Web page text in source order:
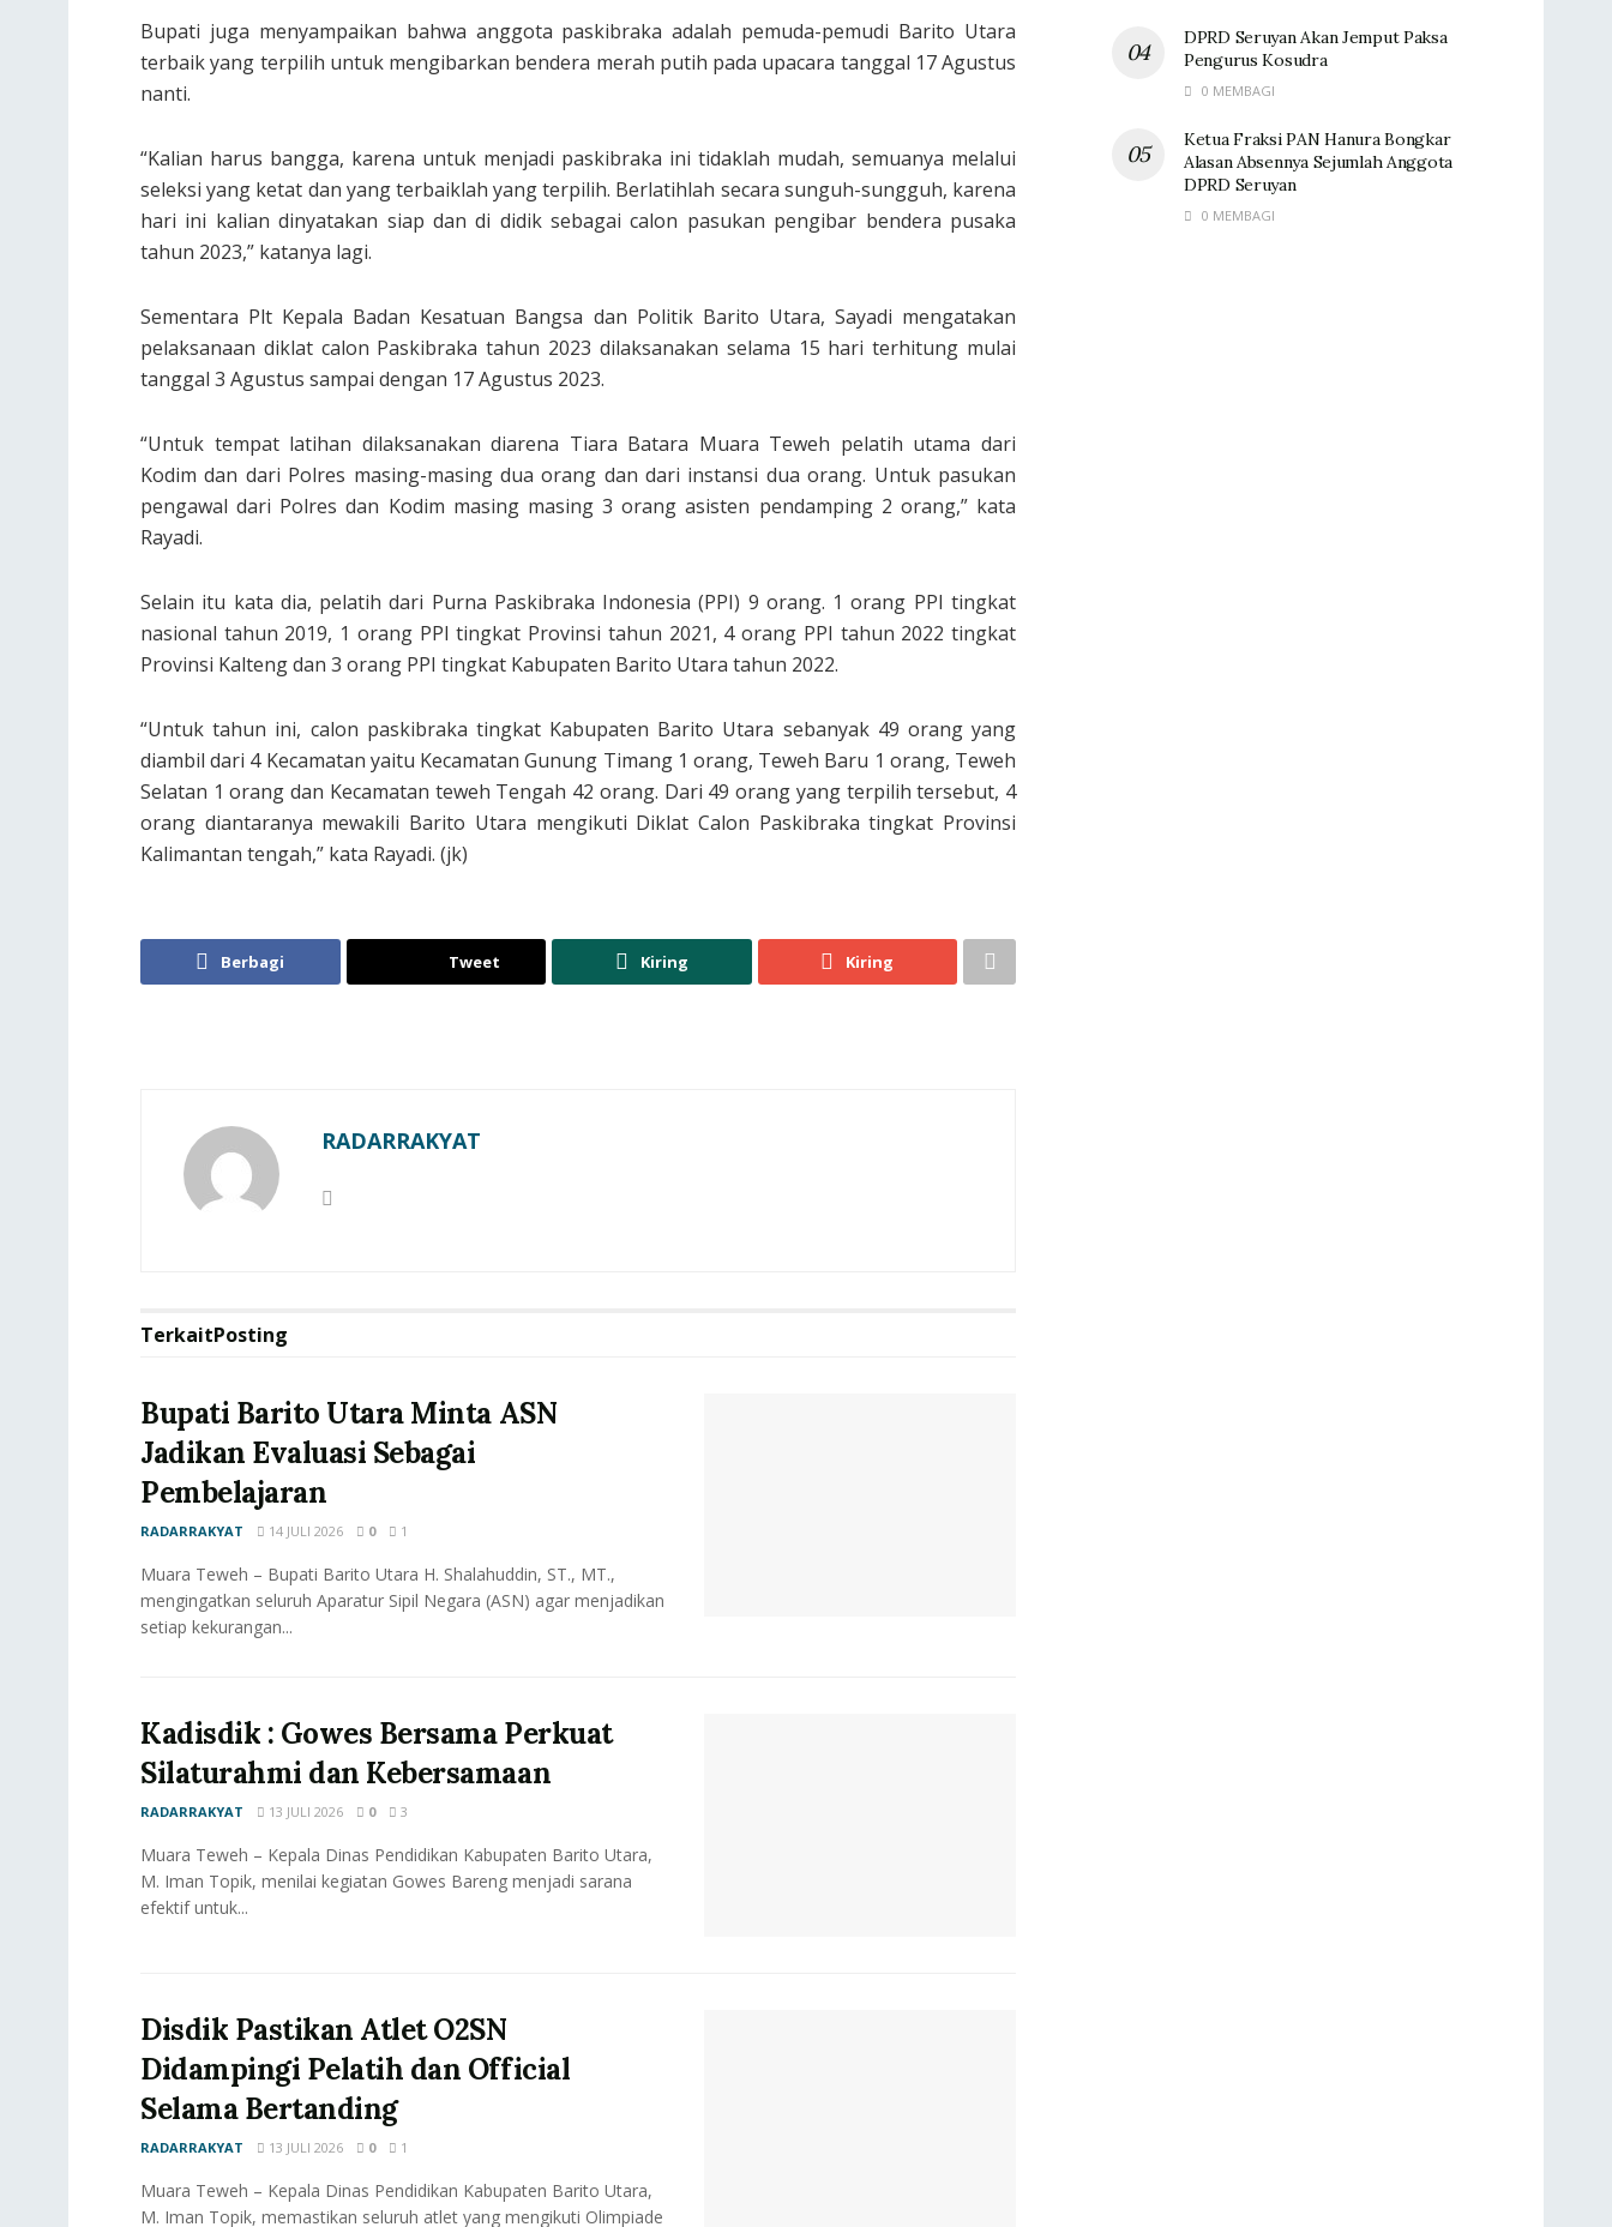
Bupati juga menyampaikan bahwa anggota paskibraka adalah pemuda-pemudi Barito Utara
terbaik yang terpilih untuk mengibarkan bendera merah putih pada upacara tanggal 17 Agustus
nanti.
“Kalian harus bangga, karena untuk menjadi paskibraka ini tidaklah mudah, semuanya melalui
seleksi yang ketat dan yang terbaiklah yang terpilih. Berlatihlah secara sunguh-sungguh, karena
hari ini kalian dinyatakan siap dan di didik sebagai calon pasukan pengibar bendera pusaka
tahun 2023,” katanya lagi.
Sementara Plt Kepala Badan Kesatuan Bangsa dan Politik Barito Utara, Sayadi mengatakan
pelaksanaan diklat calon Paskibraka tahun 2023 dilaksanakan selama 15 hari terhitung mulai
tanggal 3 Agustus sampai dengan 17 Agustus 2023.
“Untuk tempat latihan dilaksanakan diarena Tiara Batara Muara Teweh pelatih utama dari
Kodim dan dari Polres masing-masing dua orang dan dari instansi dua orang. Untuk pasukan
pengawal dari Polres dan Kodim masing masing 3 orang asisten pendamping 2 orang,” kata
Rayadi.
Selain itu kata dia, pelatih dari Purna Paskibraka Indonesia (PPI) 9 orang. 1 orang PPI tingkat
nasional tahun 2019, 1 orang PPI tingkat Provinsi tahun 2021, 4 orang PPI tahun 2022 tingkat
Provinsi Kalteng dan 3 orang PPI tingkat Kabupaten Barito Utara tahun 2022.
“Untuk tahun ini, calon paskibraka tingkat Kabupaten Barito Utara sebanyak 49 orang yang
diambil dari 4 Kecamatan yaitu Kecamatan Gunung Timang 1 orang, Teweh Baru 1 orang, Teweh
Selatan 1 orang dan Kecamatan teweh Tengah 42 orang. Dari 49 orang yang terpilih tersebut, 4
orang diantaranya mewakili Barito Utara mengikuti Diklat Calon Paskibraka tingkat Provinsi
Kalimantan tengah,” kata Rayadi. (jk)
Berbagi Tweet Kiring Kiring
RADARRAKYAT
TerkaitPosting
Bupati Barito Utara Minta ASN
Jadikan Evaluasi Sebagai
Pembelajaran
RADARRAKYAT 14 JULI 2026 0 1
Muara Teweh – Bupati Barito Utara H. Shalahuddin, ST., MT.,
mengingatkan seluruh Aparatur Sipil Negara (ASN) agar menjadikan
setiap kekurangan...
Kadisdik : Gowes Bersama Perkuat
Silaturahmi dan Kebersamaan
RADARRAKYAT 13 JULI 2026 0 3
Muara Teweh – Kepala Dinas Pendidikan Kabupaten Barito Utara,
M. Iman Topik, menilai kegiatan Gowes Bareng menjadi sarana
efektif untuk...
Disdik Pastikan Atlet O2SN
Didampingi Pelatih dan Official
Selama Bertanding
RADARRAKYAT 13 JULI 2026 0 1
Muara Teweh – Kepala Dinas Pendidikan Kabupaten Barito Utara,
M. Iman Topik, memastikan seluruh atlet yang mengikuti Olimpiade
DPRD Seruyan Akan Jemput Paksa
Pengurus Kosudra
0 MEMBAGI
Ketua Fraksi PAN Hanura Bongkar
Alasan Absennya Sejumlah Anggota
DPRD Seruyan
0 MEMBAGI